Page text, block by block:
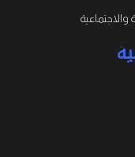
والاجتماعية